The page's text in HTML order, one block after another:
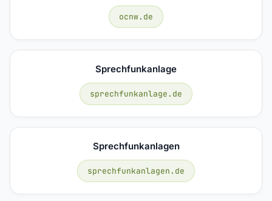
ocnw.de
Sprechfunkanlage
sprechfunkanlage.de
Sprechfunkanlagen
sprechfunkanlagen.de